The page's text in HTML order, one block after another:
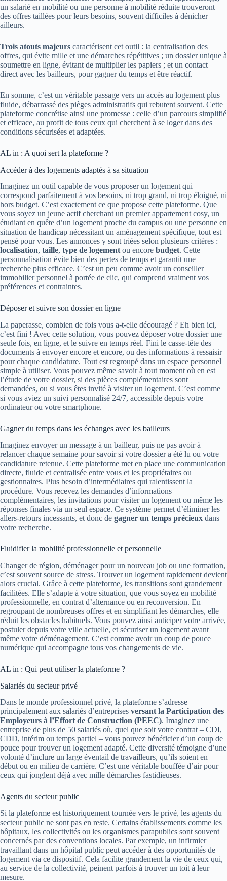
un salarié en mobilité ou une personne à mobilité réduite trouveront
des offres taillées pour leurs besoins, souvent difficiles à dénicher
ailleurs.
Trois atouts majeurs caractérisent cet outil : la centralisation des
offres, qui évite mille et une démarches répétitives ; un dossier unique à
soumettre en ligne, évitant de multiplier les papiers ; et un contact
direct avec les bailleurs, pour gagner du temps et être réactif.
En somme, c’est un véritable passage vers un accès au logement plus
fluide, débarrassé des pièges administratifs qui rebutent souvent. Cette
plateforme concrétise ainsi une promesse : celle d’un parcours simplifié
et efficace, au profit de tous ceux qui cherchent à se loger dans des
conditions sécurisées et adaptées.
AL in : A quoi sert la plateforme ?
Accéder à des logements adaptés à sa situation
Imaginez un outil capable de vous proposer un logement qui
correspond parfaitement à vos besoins, ni trop grand, ni trop éloigné, ni
hors budget. C’est exactement ce que propose cette plateforme. Que
vous soyez un jeune actif cherchant un premier appartement cosy, un
étudiant en quête d’un logement proche du campus ou une personne en
situation de handicap nécessitant un aménagement spécifique, tout est
pensé pour vous. Les annonces y sont triées selon plusieurs critères :
localisation, taille, type de logement ou encore budget. Cette
personnalisation évite bien des pertes de temps et garantit une
recherche plus efficace. C’est un peu comme avoir un conseiller
immobilier personnel à portée de clic, qui comprend vraiment vos
préférences et contraintes.
Déposer et suivre son dossier en ligne
La paperasse, combien de fois vous a-t-elle découragé ? Eh bien ici,
c’est fini ! Avec cette solution, vous pouvez déposer votre dossier une
seule fois, en ligne, et le suivre en temps réel. Fini le casse-tête des
documents à envoyer encore et encore, ou des informations à ressaisir
pour chaque candidature. Tout est regroupé dans un espace personnel
simple à utiliser. Vous pouvez même savoir à tout moment où en est
l’étude de votre dossier, si des pièces complémentaires sont
demandées, ou si vous êtes invité à visiter un logement. C’est comme
si vous aviez un suivi personnalisé 24/7, accessible depuis votre
ordinateur ou votre smartphone.
Gagner du temps dans les échanges avec les bailleurs
Imaginez envoyer un message à un bailleur, puis ne pas avoir à
relancer chaque semaine pour savoir si votre dossier a été lu ou votre
candidature retenue. Cette plateforme met en place une communication
directe, fluide et centralisée entre vous et les propriétaires ou
gestionnaires. Plus besoin d’intermédiaires qui ralentissent la
procédure. Vous recevez les demandes d’informations
complémentaires, les invitations pour visiter un logement ou même les
réponses finales via un seul espace. Ce système permet d’éliminer les
allers-retours incessants, et donc de gagner un temps précieux dans
votre recherche.
Fluidifier la mobilité professionnelle et personnelle
Changer de région, déménager pour un nouveau job ou une formation,
c’est souvent source de stress. Trouver un logement rapidement devient
alors crucial. Grâce à cette plateforme, les transitions sont grandement
facilitées. Elle s’adapte à votre situation, que vous soyez en mobilité
professionnelle, en contrat d’alternance ou en reconversion. En
regroupant de nombreuses offres et en simplifiant les démarches, elle
réduit les obstacles habituels. Vous pouvez ainsi anticiper votre arrivée,
postuler depuis votre ville actuelle, et sécuriser un logement avant
même votre déménagement. C’est comme avoir un coup de pouce
numérique qui accompagne tous vos changements de vie.
AL in : Qui peut utiliser la plateforme ?
Salariés du secteur privé
Dans le monde professionnel privé, la plateforme s’adresse
principalement aux salariés d’entreprises versant la Participation des
Employeurs à l’Effort de Construction (PEEC). Imaginez une
entreprise de plus de 50 salariés où, quel que soit votre contrat – CDI,
CDD, intérim ou temps partiel – vous pouvez bénéficier d’un coup de
pouce pour trouver un logement adapté. Cette diversité témoigne d’une
volonté d’inclure un large éventail de travailleurs, qu’ils soient en
début ou en milieu de carrière. C’est une véritable bouffée d’air pour
ceux qui jonglent déjà avec mille démarches fastidieuses.
Agents du secteur public
Si la plateforme est historiquement tournée vers le privé, les agents du
secteur public ne sont pas en reste. Certains établissements comme les
hôpitaux, les collectivités ou les organismes parapublics sont souvent
concernés par des conventions locales. Par exemple, un infirmier
travaillant dans un hôpital public peut accéder à des opportunités de
logement via ce dispositif. Cela facilite grandement la vie de ceux qui,
au service de la collectivité, peinent parfois à trouver un toit à leur
mesure.